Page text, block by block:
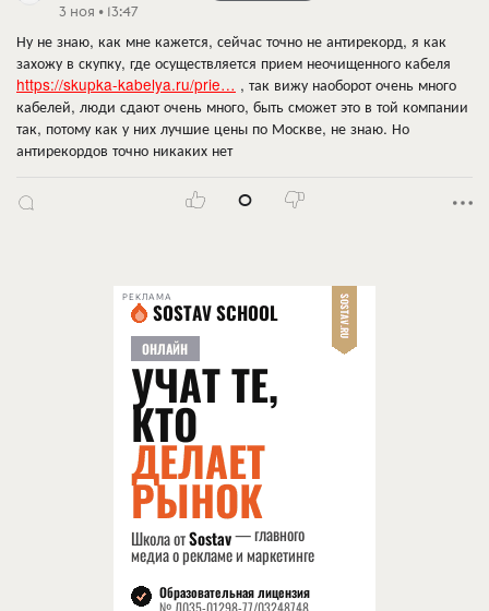
3 ноя • 13:47
Ну не знаю, как мне кажется, сейчас точно не антирекорд, я как
захожу в скупку, где осуществляется прием неочищенного кабеля
https://skupka-kabelya.ru/prie… , так вижу наоборот очень много
кабелей, люди сдают очень много, быть сможет это в той компании
так, потому как у них лучшие цены по Москве, не знаю. Но
антирекордов точно никаких нет
0
РЕКЛАМА